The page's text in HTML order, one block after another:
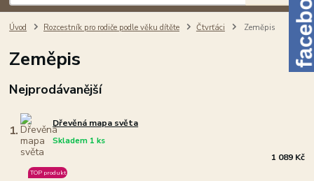
Úvod Rozcestník pro rodiče podle věku dítěte Čtvrťáci Zeměpis
Zeměpis
Nejprodávanější
1. Dřevěná mapa světa
Skladem 1 ks
TOP produkt
1 089 Kč